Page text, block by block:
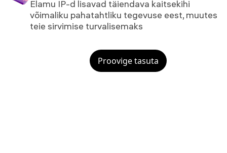
Elamu IP-d lisavad täiendava kaitsekihi
võimaliku pahatahtliku tegevuse eest, muutes
teie sirvimise turvalisemaks
Proovige tasuta